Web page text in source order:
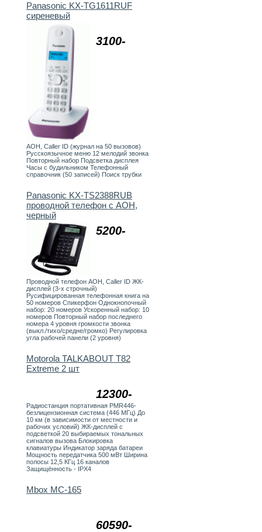
3100-
Panasonic KX-TG1611RUF
сиреневый
АОН, Caller ID (журнал на 50 вызовов)
Русскоязычное меню 12 мелодий звонка
Повторный набор Подсветка дисплея
Часы с будильником Телефонный
справочник (50 записей) Поиск трубки
5200-
Panasonic KX-TS2388RUB
проводной телефон с АОН,
черный
Проводной телефон АОН, Caller ID ЖК-
дисплей (3-х строчный)
Русифицированная телефонная книга на
50 номеров Спикерфон Однокнопочный
набор: 20 номеров Ускоренный набор: 10
номеров Повторный набор последнего
номера 4 уровня громкости звонка
(выкл./тихо/средне/громко) Регулировка
угла рабочей панели (2 уровня)
12300-
Motorola TALKABOUT T82
Extreme 2 шт
Радиостанция портативная PMR446-
безлицензионная система (446 МГц) До
10 км (в зависимости от местности и
рабочих условий) ЖК-дисплей с
подсветкой 20 выбираемых тональных
сигналов вызова Блокировка
клавиатуры Индикатор заряда батареи
Мощность передатчика 500 мВт Ширина
полосы 12,5 КГц 16 каналов
Защищённость - IPX4
60590-
Mbox MC-165